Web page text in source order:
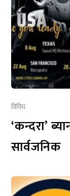
विविध
‘कन्दरा’
सार्वजनिक